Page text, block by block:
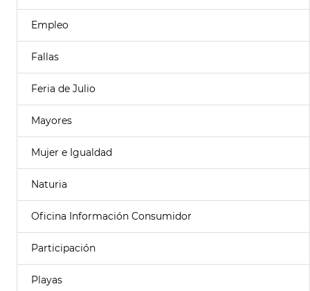
Empleo
Fallas
Feria de Julio
Mayores
Mujer e Igualdad
Naturia
Oficina Información Consumidor
Participación
Playas